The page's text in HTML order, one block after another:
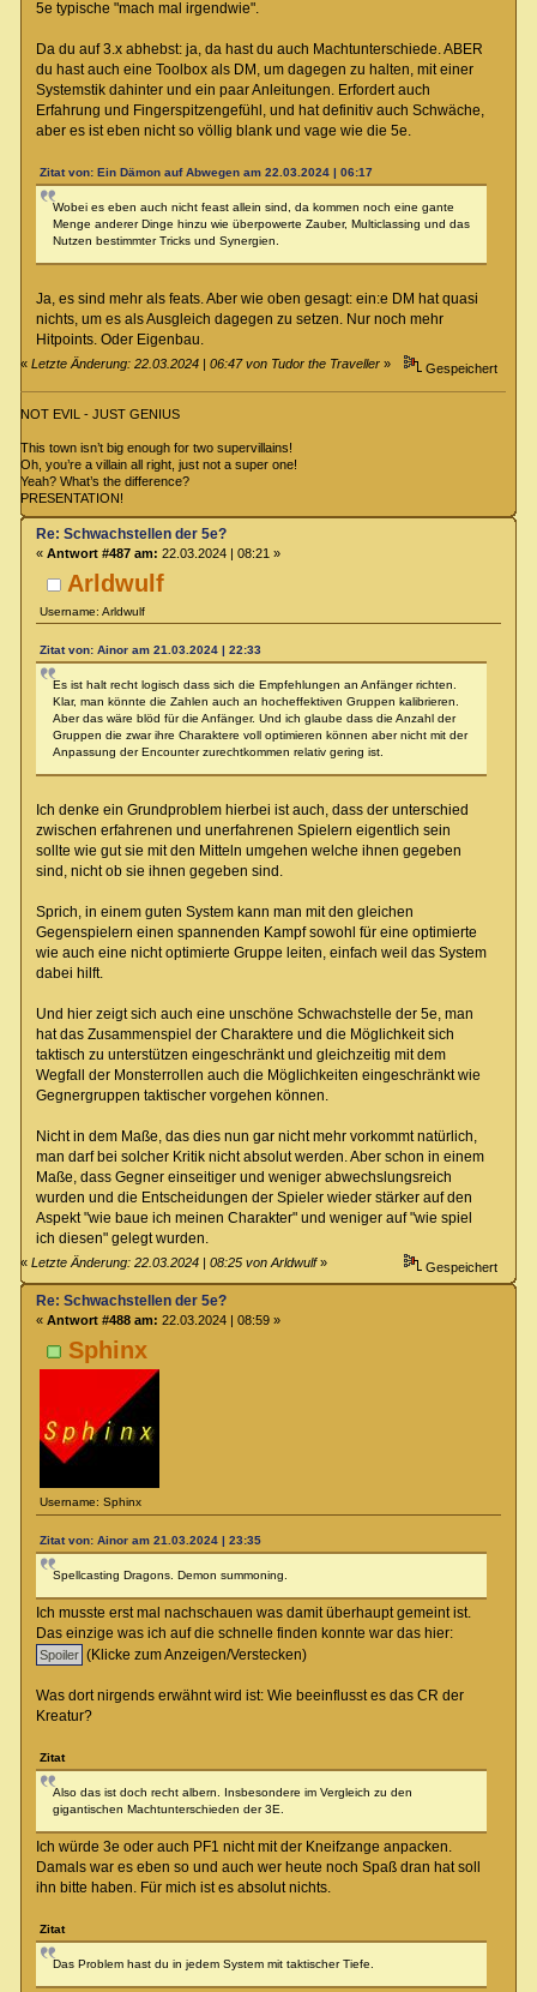
5e typische "mach mal irgendwie".
Da du auf 3.x abhebst: ja, da hast du auch Machtunterschiede. ABER
du hast auch eine Toolbox als DM, um dagegen zu halten, mit einer
Systemstik dahinter und ein paar Anleitungen. Erfordert auch
Erfahrung und Fingerspitzengefühl, und hat definitiv auch Schwäche,
aber es ist eben nicht so völlig blank und vage wie die 5e.
Zitat von: Ein Dämon auf Abwegen am 22.03.2024 | 06:17
Wobei es eben auch nicht feast allein sind, da kommen noch eine gante
Menge anderer Dinge hinzu wie überpowerte Zauber, Multiclassing und das
Nutzen bestimmter Tricks und Synergien.
Ja, es sind mehr als feats. Aber wie oben gesagt: ein:e DM hat quasi
nichts, um es als Ausgleich dagegen zu setzen. Nur noch mehr
Hitpoints. Oder Eigenbau.
«Letzte Änderung: 22.03.2024 | 06:47 von Tudor the Traveller » Gespeichert
NOT EVIL - JUST GENIUS
This town isn’t big enough for two supervillains!
Oh, you’re a villain all right, just not a super one!
Yeah? What’s the difference?
PRESENTATION!
Arldwulf
Username: Arldwulf
Re: Schwachstellen der 5e?
« Antwort #487 am: 22.03.2024 | 08:21 »
Zitat von: Ainor am 21.03.2024 | 22:33
Es ist halt recht logisch dass sich die Empfehlungen an Anfänger richten.
Klar, man könnte die Zahlen auch an hocheffektiven Gruppen kalibrieren.
Aber das wäre blöd für die Anfänger. Und ich glaube dass die Anzahl der
Gruppen die zwar ihre Charaktere voll optimieren können aber nicht mit der
Anpassung der Encounter zurechtkommen relativ gering ist.
Ich denke ein Grundproblem hierbei ist auch, dass der unterschied
zwischen erfahrenen und unerfahrenen Spielern eigentlich sein
sollte wie gut sie mit den Mitteln umgehen welche ihnen gegeben
sind, nicht ob sie ihnen gegeben sind.
Sprich, in einem guten System kann man mit den gleichen
Gegenspielern einen spannenden Kampf sowohl für eine optimierte
wie auch eine nicht optimierte Gruppe leiten, einfach weil das System
dabei hilft.
Und hier zeigt sich auch eine unschöne Schwachstelle der 5e, man
hat das Zusammenspiel der Charaktere und die Möglichkeit sich
taktisch zu unterstützen eingeschränkt und gleichzeitig mit dem
Wegfall der Monsterrollen auch die Möglichkeiten eingeschränkt wie
Gegnergruppen taktischer vorgehen können.
Nicht in dem Maße, das dies nun gar nicht mehr vorkommt natürlich,
man darf bei solcher Kritik nicht absolut werden. Aber schon in einem
Maße, dass Gegner einseitiger und weniger abwechslungsreich
wurden und die Entscheidungen der Spieler wieder stärker auf den
Aspekt "wie baue ich meinen Charakter" und weniger auf "wie spiel
ich diesen" gelegt wurden.
«Letzte Änderung: 22.03.2024 | 08:25 von Arldwulf» Gespeichert
Sphinx
Username: Sphinx
Re: Schwachstellen der 5e?
« Antwort #488 am: 22.03.2024 | 08:59 »
Zitat von: Ainor am 21.03.2024 | 23:35
Spellcasting Dragons. Demon summoning.
Ich musste erst mal nachschauen was damit überhaupt gemeint ist.
Das einzige was ich auf die schnelle finden konnte war das hier:
(Klicke zum Anzeigen/Verstecken)
Was dort nirgends erwähnt wird ist: Wie beeinflusst es das CR der
Kreatur?
Zitat
Also das ist doch recht albern. Insbesondere im Vergleich zu den
gigantischen Machtunterschieden der 3E.
Ich würde 3e oder auch PF1 nicht mit der Kneifzange anpacken.
Damals war es eben so und auch wer heute noch Spaß dran hat soll
ihn bitte haben. Für mich ist es absolut nichts.
Zitat
Das Problem hast du in jedem System mit taktischer Tiefe.